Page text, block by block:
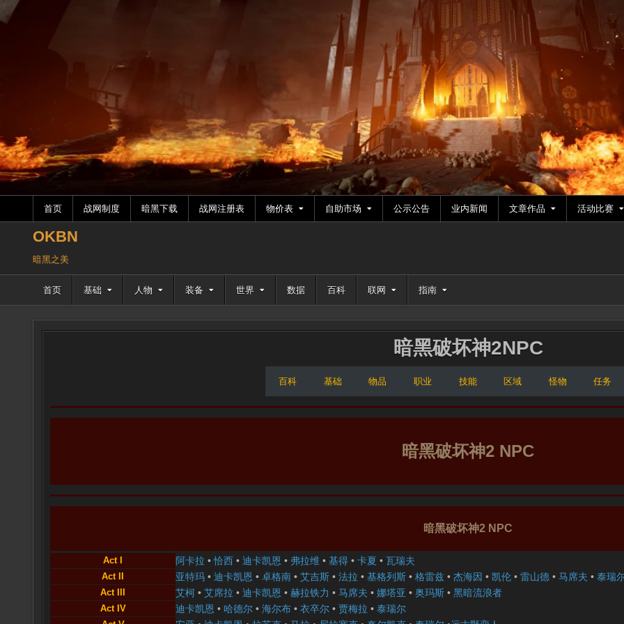
至
首页 战网制度 暗黑下载 战网注册表 物价表 自助市场 公示公告 业内新闻 文章作品 活动比赛
OKBN
暗黑之美
首页 基础 人物 装备 世界 数据 百科 联网 指南
暗黑破坏神2NPC
百科 基础 物品 职业 技能 区域 怪物 任务
暗黑破坏神2 NPC
暗黑破坏神2 NPC
Act I 阿卡拉 •恰西 • 迪卡凯恩 • 弗拉维 • 基得 • 卡夏 • 瓦瑞夫
Act II 亚特玛 • 迪卡凯恩 • 卓格南 • 艾吉斯 • 法拉 • 基格列斯 • 格雷兹 • 杰海因 • 凯伦 • 雷山德 • 马席夫 • 泰瑞
Act III 艾柯 • 艾席拉 • 迪卡凯恩 • 赫拉铁力 • 马席夫 • 娜塔亚 • 奥玛斯 • 黑暗流浪者
Act IV 迪卡凯恩 • 哈德尔 • 海尔布 • 衣卒尔 • 贾梅拉 • 泰瑞尔